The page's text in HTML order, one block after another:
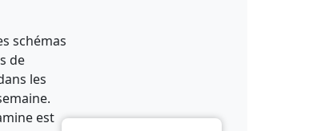
schémas
de
les
est